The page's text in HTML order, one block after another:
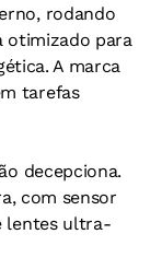
rodando
otimizado para
A marca
tarefas
decepciona.
com sensor
lentes ultra-